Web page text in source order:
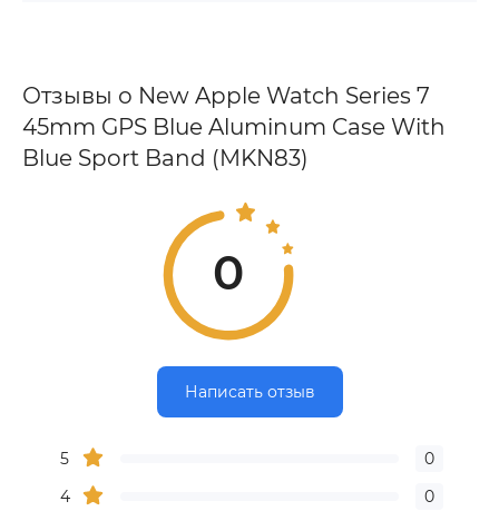
Отзывы о New Apple Watch Series 7
45mm GPS Blue Aluminum Case With
Blue Sport Band (MKN83)
0
Написать отзыв
5
0
4
0